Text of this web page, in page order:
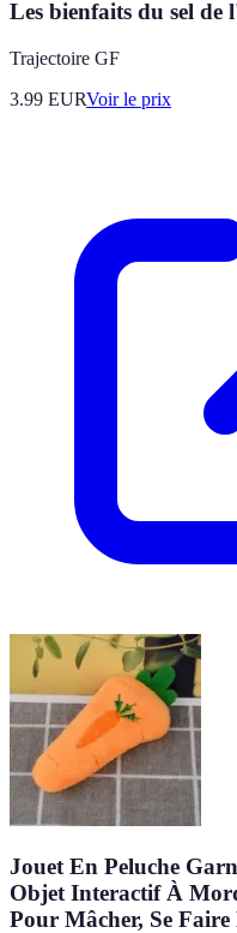
Les bienfaits du sel
Trajectoire GF
3.99 EURVoir le prix
Jouet En Peluche
Objet Interactif À
Pour Mâcher, Se